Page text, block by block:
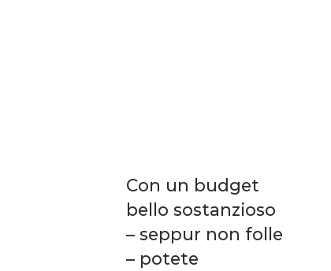
Con un budget
bello sostanzioso
– seppur non folle
– potete